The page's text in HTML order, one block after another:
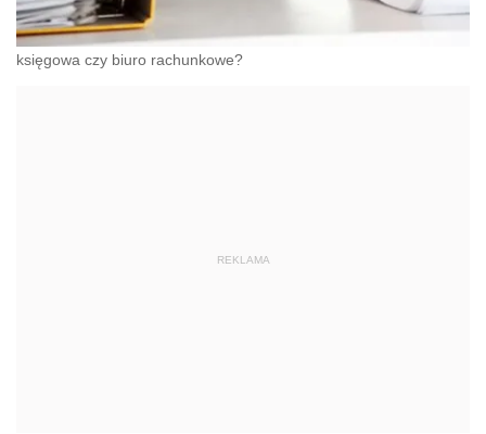
księgowa czy biuro rachunkowe?